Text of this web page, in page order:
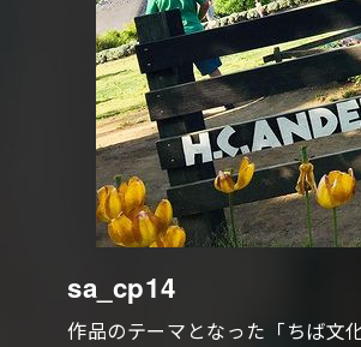
sa_cp14
作品のテーマとなった「ちば文